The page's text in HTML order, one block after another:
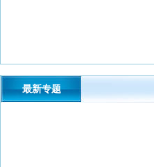
最新专题